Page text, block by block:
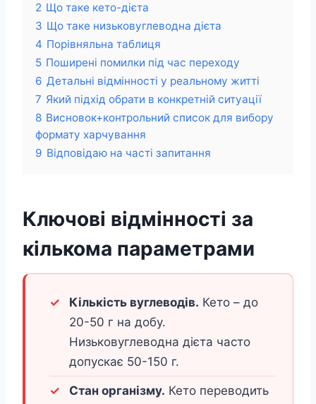
2 Що таке кето-дієта
3 Що таке низьковуглеводна дієта
4 Порівняльна таблиця
5 Поширені помилки під час переходу
6 Детальні відмінності у реальному житті
7 Який підхід обрати в конкретній ситуації
8 Висновок+контрольний список для вибору
формату харчування
9 Відповідаю на часті запитання
Ключові відмінності за
кількома параметрами
Кількість вуглеводів. Кето – до
20-50 г на добу.
Низьковуглеводна дієта часто
допускає 50-150 г.
Стан організму. Кето переводить